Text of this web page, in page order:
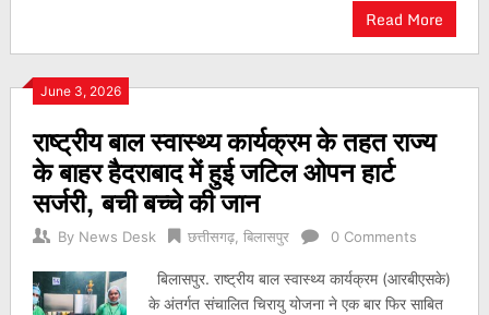
Read More
June 3, 2026
राष्ट्रीय बाल स्वास्थ्य कार्यक्रम के तहत राज्य
के बाहर हैदराबाद में हुई जटिल ओपन हार्ट
सर्जरी, बची बच्चे की जान
By News Desk छत्तीसगढ़, बिलासपुर 0 Comments
बिलासपुर. राष्ट्रीय बाल स्वास्थ्य कार्यक्रम (आरबीएसके)
के अंतर्गत संचालित चिरायु योजना ने एक बार फिर साबित